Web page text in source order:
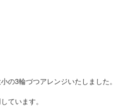
の3輪づつアレンジいたしました。
ています。